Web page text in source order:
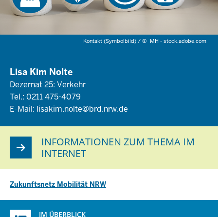
Kontakt (Symbolbild) /© MH - stock.adobe.com
Lisa Kim Nolte
Dezernat 25: Verkehr
Tel.: 0211 475-4079
E-Mail: lisakim.nolte@brd.nrw.de
INFORMATIONEN ZUM THEMA IM
INTERNET
Zukunftsnetz Mobilität NRW
IM ÜBERBLICK